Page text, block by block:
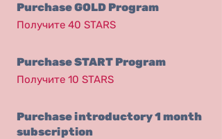
Purchase GOLD Program
Получите 40 STARS
Purchase START Program
Получите 10 STARS
Purchase introductory 1 month
subscription